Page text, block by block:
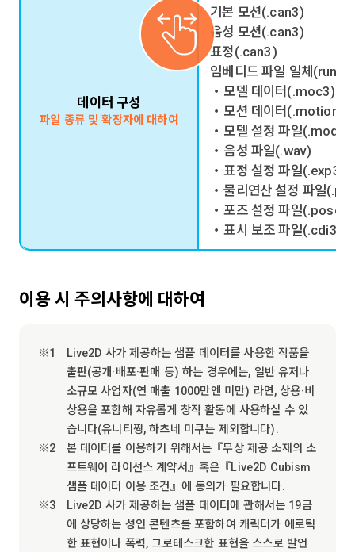
데이터 구성
파일 종류 및 확장자에 대하여
기본 모션(.can3)
음성 모션(.can3)
표정(.can3)
임베디드 파일 일체
・모델 데이터(.moc3)
・모션 데이터
・모델 설정 파일
・음성 파일(.wav)
・표정 설정 파일
・물리연산 설정 파일
・포즈 설정 파일
・표시 보조 파일
이용 시 주의사항에 대하여
Live2D 사가 제공하는 샘플 데이터를 사용한 작품을
출판(공개·배포·판매 등) 하는 경우에는, 일반 유저나
소규모 사업자(연 매출 1000만엔 미만) 라면, 상용·비
상용을 포함해 자유롭게 창작 활동에 사용하실 수 있
습니다(유니티짱, 하츠네 미쿠는 제외합니다).
본 데이터를 이용하기 위해서는『무상 제공 소재의 소
프트웨어 라이선스 계약서』혹은『Live2D Cubism
샘플 데이터 이용 조건』에 동의가 필요합니다.
Live2D 사가 제공하는 샘플 데이터에 관해서는 19금
에 상당하는 성인 콘텐츠를 포함하여 캐릭터가 에로틱
한 표현이나 폭력, 그로테스크한 표현을 스스로 발언